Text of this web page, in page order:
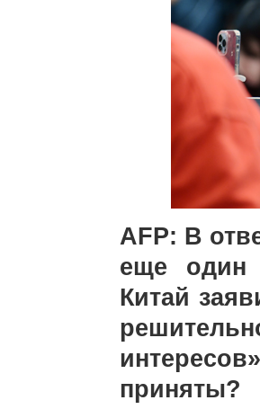
AFP: В
еще один
Китай
приняты?